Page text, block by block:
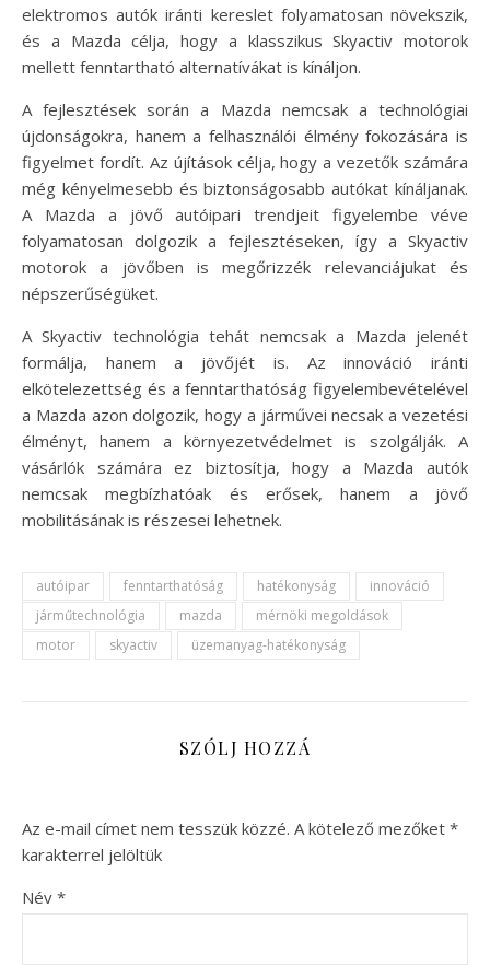
elektromos autók iránti kereslet folyamatosan növekszik,
és a Mazda célja, hogy a klasszikus Skyactiv motorok
mellett fenntartható alternatívákat is kínáljon.
A fejlesztések során a Mazda nemcsak a technológiai
újdonságokra, hanem a felhasználói élmény fokozására is
figyelmet fordít. Az újítások célja, hogy a vezetők számára
még kényelmesebb és biztonságosabb autókat kínáljanak.
A Mazda a jövő autóipari trendjeit figyelembe véve
folyamatosan dolgozik a fejlesztéseken, így a Skyactiv
motorok a jövőben is megőrizzék relevanciájukat és
népszerűségüket.
A Skyactiv technológia tehát nemcsak a Mazda jelenét
formálja, hanem a jövőjét is. Az innováció iránti
elkötelezettség és a fenntarthatóság figyelembevételével
a Mazda azon dolgozik, hogy a járművei necsak a vezetési
élményt, hanem a környezetvédelmet is szolgálják. A
vásárlók számára ez biztosítja, hogy a Mazda autók
nemcsak megbízhatóak és erősek, hanem a jövő
mobilitásának is részesei lehetnek.
autóipar fenntarthatóság hatékonyság
innováció
járműtechnológia
mazda
mérnöki megoldások
motor
skyactiv üzemanyag-hatékonyság
SZÓLJ HOZZÁ
Az e-mail címet nem tesszük közzé. A kötelező mezőket *
karakterrel jelöltük
Név *